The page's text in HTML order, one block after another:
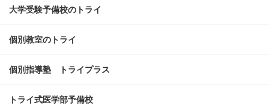
大学受験予備校のトライ
個別教室のトライ
個別指導塾 トライプラス
トライ式医学部予備校